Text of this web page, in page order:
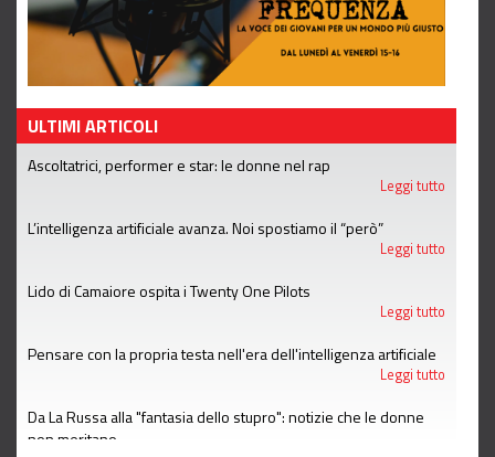
ULTIMI ARTICOLI
Ascoltatrici, performer e star: le donne nel rap
Leggi tutto
L’intelligenza artificiale avanza. Noi spostiamo il “però”
Leggi tutto
Lido di Camaiore ospita i Twenty One Pilots
Leggi tutto
Pensare con la propria testa nell'era dell'intelligenza artificiale
Leggi tutto
Da La Russa alla "fantasia dello stupro": notizie che le donne
non meritano